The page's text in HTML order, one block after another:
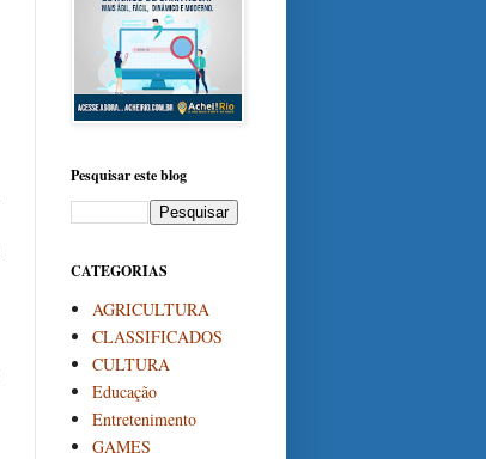
Pesquisar este blog
CATEGORIAS
AGRICULTURA
CLASSIFICADOS
CULTURA
Educação
Entretenimento
GAMES